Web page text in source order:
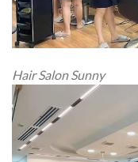
Hair Salon Sunny